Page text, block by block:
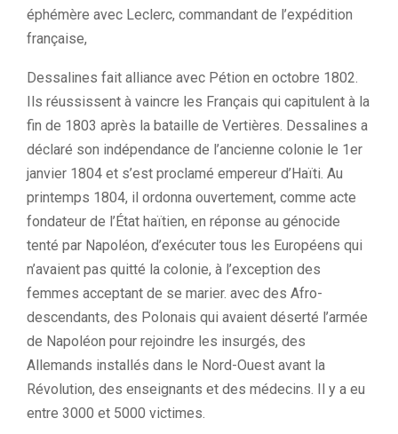
éphémère avec Leclerc, commandant de l’expédition
française,
Dessalines fait alliance avec Pétion en octobre 1802.
Ils réussissent à vaincre les Français qui capitulent à la
fin de 1803 après la bataille de Vertières. Dessalines a
déclaré son indépendance de l’ancienne colonie le 1er
janvier 1804 et s’est proclamé empereur d’Haïti. Au
printemps 1804, il ordonna ouvertement, comme acte
fondateur de l’État haïtien, en réponse au génocide
tenté par Napoléon, d’exécuter tous les Européens qui
n’avaient pas quitté la colonie, à l’exception des
femmes acceptant de se marier. avec des Afro-
descendants, des Polonais qui avaient déserté l’armée
de Napoléon pour rejoindre les insurgés, des
Allemands installés dans le Nord-Ouest avant la
Révolution, des enseignants et des médecins. Il y a eu
entre 3000 et 5000 victimes.